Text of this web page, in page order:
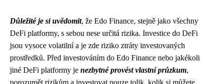
Důležité je si uvědomit, že Edo Finance, stejně jako všechny
DeFi platformy, s sebou nese určitá rizika. Investice do DeFi
jsou vysoce volatilní a je zde riziko ztráty investovaných
prostředků. Před investováním do Edo Finance nebo jakékoli
jiné DeFi platformy je nezbytné provést vlastní průzkum,
porozumět rizikům a investovat pouze tolik, kolik si můžete